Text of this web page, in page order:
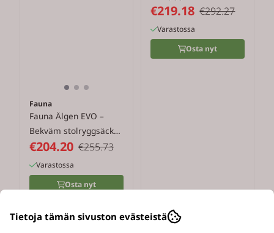
Fauna
Fauna Älgen EVO –
Bekväm stolryggsäck
för ...
€204.20 €255.73
Varastossa
Osta nyt
€219.18 €292.27
Varastossa
Osta nyt
-3%
Tietoja tämän sivuston evästeistä